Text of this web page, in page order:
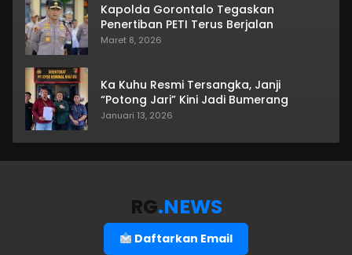
Kapolda Gorontalo Tegaskan
Penertiban PETI Terus Berjalan
Maret 8, 2026
Ka Kuhu Resmi Tersangka, Janji
“Potong Jari” Kini Jadi Bumerang
Januari 13, 2026
RG.NEWS
Daftarkan Email